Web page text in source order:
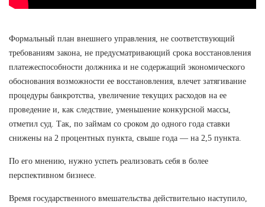
Формальный план внешнего управления, не соответствующий
требованиям закона, не предусматривающий срока восстановления
платежеспособности должника и не содержащий экономического
обоснования возможности ее восстановления, влечет затягивание
процедуры банкротства, увеличение текущих расходов на ее
проведение и, как следствие, уменьшение конкурсной массы,
отметил суд. Так, по займам со сроком до одного года ставки
снижены на 2 процентных пункта, свыше года — на 2,5 пункта.
По его мнению, нужно успеть реализовать себя в более
перспективном бизнесе.
Время государственного вмешательства действительно наступило,